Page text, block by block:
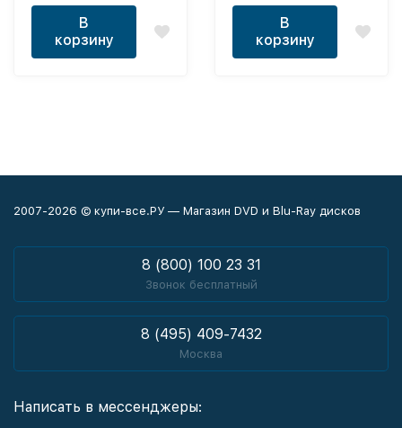
В
корзину
сезон 1-8, 73 серий,
полная версия.)
В
корзину
2007-2026 © купи-все.РУ — Магазин DVD и Blu-Ray дисков
8 (800) 100 23 31
Звонок бесплатный
8 (495) 409-7432
Москва
Написать в мессенджеры: